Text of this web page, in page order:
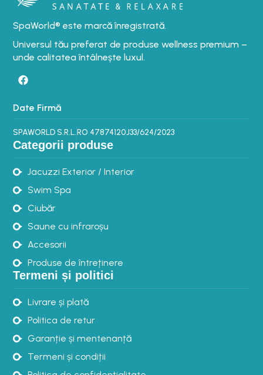
SpaWorld® este marcă înregistrată.
Universul tău preferat de produse wellness premium –
unde calitatea întâlnește luxul.
Date Firmă
SPAWORLD S.R.L.RO 47874120J33/624/2023
Categorii produse
Jacuzzi Exterior / Interior
Swim Spa
Ciubăr
Saune cu infraroșu
Accesorii
Produse de întreținere
Termeni și politici
Livrare și plată
Politica de retur
Garanție și mentenanță
Termeni și condiții